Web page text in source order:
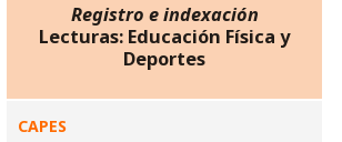
Registro e indexación
Lecturas: Educación Física y
Deportes
CAPES